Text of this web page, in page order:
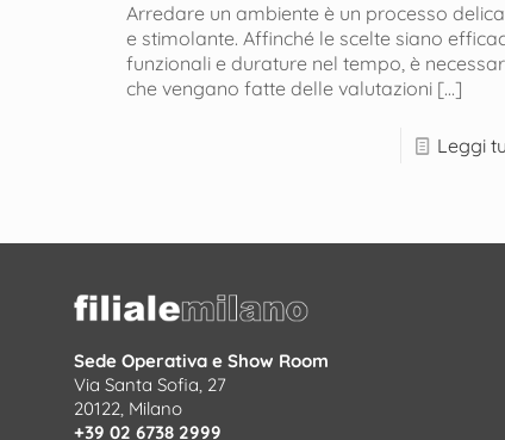
Arredare un ambiente è un processo
e stimolante. Affinché le scelte siano
funzionali e durature nel tempo, è
che vengano fatte delle valutazioni[…]
Leggi
Sede Operativa e Show Room
Via Santa Sofia, 27
20122, Milano
+39 02 6738 2999